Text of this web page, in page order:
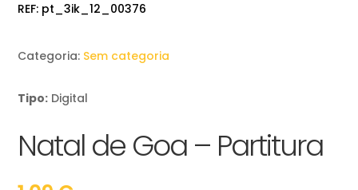
REF: pt_3ik_12_00376
Categoria: Sem categoria
Tipo: Digital
Natal de Goa – Partitura